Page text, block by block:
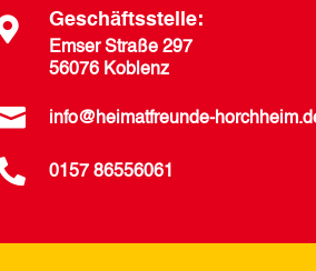
Geschäftsstelle:
Emser Straße 297
56076 Koblenz
info@heimatfreunde-
0157 86556061